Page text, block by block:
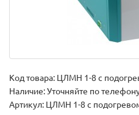
Код товара: ЦЛМН 1-8 с
Наличие: Уточняйте по
Артикул: ЦЛМН 1-8 с